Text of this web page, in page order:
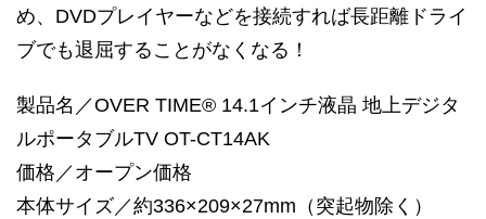
め、DVDプレイヤーなどを接続すれば長距離ドライ
ブでも退屈することがなくなる！
製品名／OVER TIME® 14.1インチ液晶 地上デジタ
ルポータブルTV OT-CT14AK
価格／オープン価格
本体サイズ／約336×209×27mm（突起物除く）